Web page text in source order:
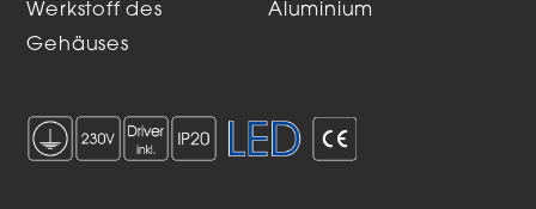
Werkstoff des
Gehäuses
Aluminium